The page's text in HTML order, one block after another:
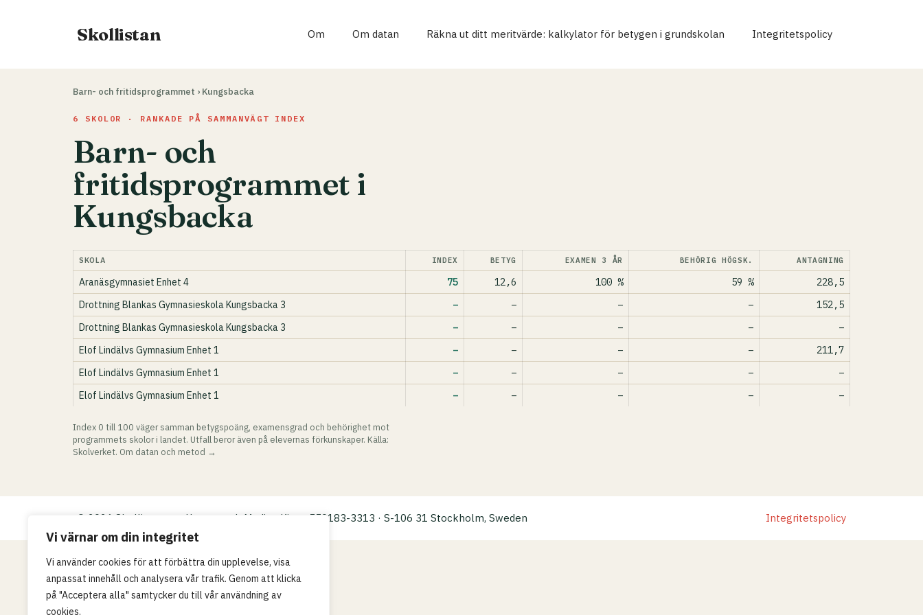
Vi värnar om din integritet
Vi använder cookies för att förbättra din upplevelse, visa
anpassat innehåll och analysera vår trafik. Genom att klicka
på "Acceptera alla" samtycker du till vår användning av
cookies.
Skollistan Om Om datan Räkna ut ditt meritvärde: kalkylator för betygen i grundskolan Integritetspolicy
Barn- och fritidsprogrammet › Kungsbacka
6 SKOLOR · RANKADE PÅ SAMMANVÄGT INDEX
Barn- och
fritidsprogrammet i
Kungsbacka
SKOLA INDEX BETYG EXAMEN 3 ÅR BEHÖRIG HÖGSK. ANTAGNING
Aranäsgymnasiet Enhet 4 75 12,6 100 % 59 %
228,5
Drottning Blankas Gymnasieskola Kungsbacka 3
– – – –
152,5
Drottning Blankas Gymnasieskola Kungsbacka 3
– – – –
–
Elof Lindälvs Gymnasium Enhet 1
– – – –
211,7
Elof Lindälvs Gymnasium Enhet 1
– – – –
–
Elof Lindälvs Gymnasium Enhet 1
– – – – –
Index 0 till 100 väger samman betygspoäng, examensgrad och behörighet mot
programmets skolor i landet. Utfall beror även på elevernas förkunskaper. Källa:
Skolverket. Om datan och metod →
Integritetspolicy
© 2026 Skollistan.se · Umpteenth Media · Kivra: 559183-3313 · S-106 31 Stockholm, Sweden